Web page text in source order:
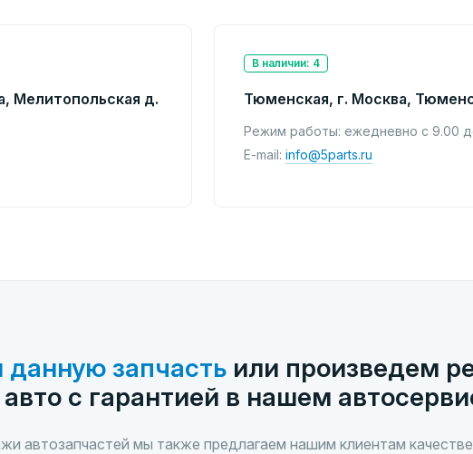
Мелитопольская д.
В наличии: 4
Тюменская, г. Москва,
Режим работы: ежедневно с 9.00
E-mail: info@5parts.ru
данную запчастьили произведем
с гарантией в нашем
автозапчастей мы также предлагаем нашим клиентам